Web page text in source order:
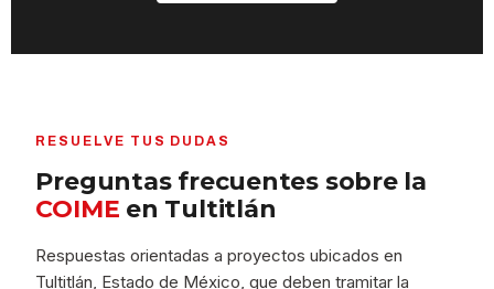
RESUELVE TUS DUDAS
Preguntas frecuentes sobre la
COIME en Tultitlán
Respuestas orientadas a proyectos ubicados en
Tultitlán, Estado de México, que deben tramitar la